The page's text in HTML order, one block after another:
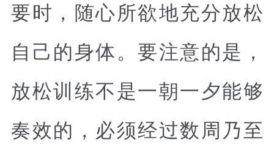
要时，随心所欲地充分放松
自己的身体。要注意的是，
放松训练不是一朝一夕能够
奏效的，必须经过数周乃至